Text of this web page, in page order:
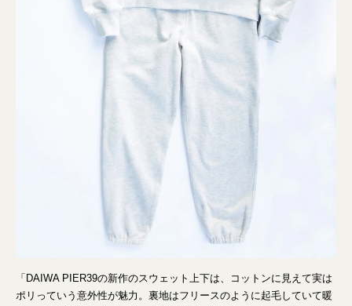
「DAIWA PIER39の新作のスウェット上下は、コットンに見えて実は
ポリっていう意外性が魅力。裏地はフリースのように起毛していて暖